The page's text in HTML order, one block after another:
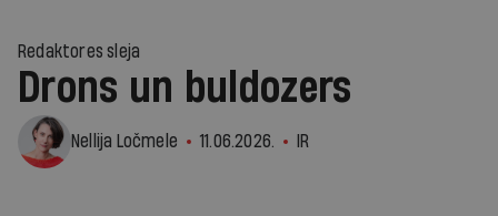
Redaktores sleja
Drons un buldozers
Nellija Ločmele 11.06.2026. IR